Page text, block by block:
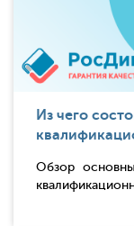
Из чего
Обзор